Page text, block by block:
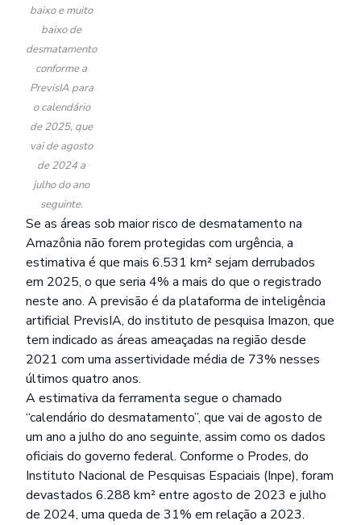
baixo e muito
baixo de
desmatamento
conforme a
PrevisIA para
o calendário
de 2025, que
vai de agosto
de 2024 a
julho do ano
seguinte.
Se as áreas sob maior risco de desmatamento na
Amazônia não forem protegidas com urgência, a
estimativa é que mais 6.531 km² sejam derrubados
em 2025, o que seria 4% a mais do que o registrado
neste ano. A previsão é da plataforma de inteligência
artificial PrevisIA, do instituto de pesquisa Imazon, que
tem indicado as áreas ameaçadas na região desde
2021 com uma assertividade média de 73% nesses
últimos quatro anos.
A estimativa da ferramenta segue o chamado
“calendário do desmatamento”, que vai de agosto de
um ano a julho do ano seguinte, assim como os dados
oficiais do governo federal. Conforme o Prodes, do
Instituto Nacional de Pesquisas Espaciais (Inpe), foram
devastados 6.288 km² entre agosto de 2023 e julho
de 2024, uma queda de 31% em relação a 2023.